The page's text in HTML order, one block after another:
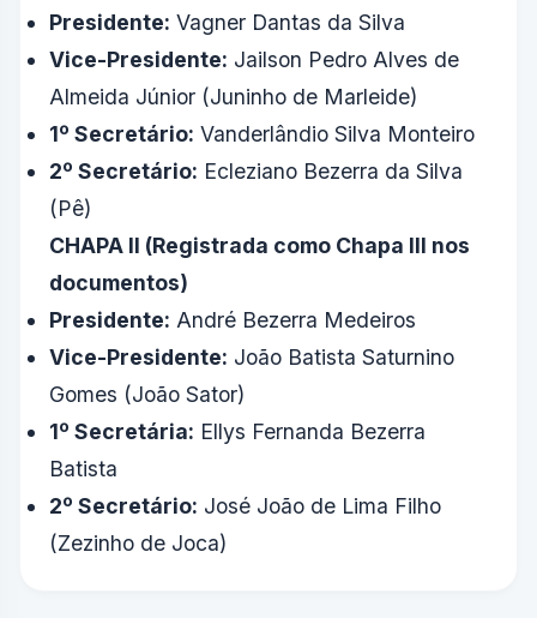
Presidente: Vagner Dantas da Silva
Vice-Presidente: Jailson Pedro Alves de
Almeida Júnior (Juninho de Marleide)
1º Secretário: Vanderlândio Silva Monteiro
2º Secretário: Ecleziano Bezerra da Silva
(Pê)
CHAPA II (Registrada como Chapa III nos
documentos)
Presidente: André Bezerra Medeiros
Vice-Presidente: João Batista Saturnino
Gomes (João Sator)
1º Secretária: Ellys Fernanda Bezerra
Batista
2º Secretário: José João de Lima Filho
(Zezinho de Joca)